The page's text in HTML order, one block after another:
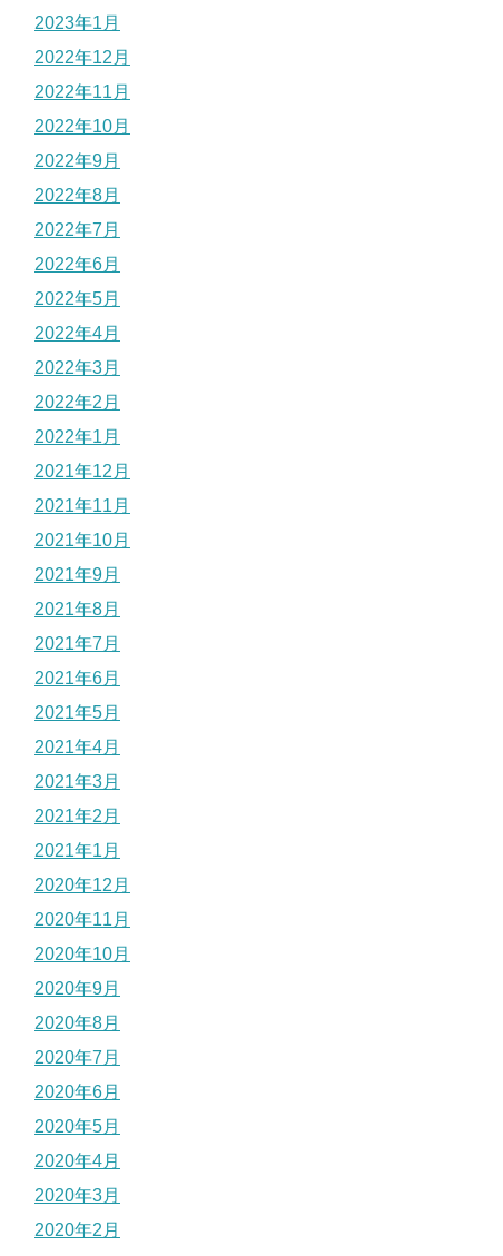
2023年1月
2022年12月
2022年11月
2022年10月
2022年9月
2022年8月
2022年7月
2022年6月
2022年5月
2022年4月
2022年3月
2022年2月
2022年1月
2021年12月
2021年11月
2021年10月
2021年9月
2021年8月
2021年7月
2021年6月
2021年5月
2021年4月
2021年3月
2021年2月
2021年1月
2020年12月
2020年11月
2020年10月
2020年9月
2020年8月
2020年7月
2020年6月
2020年5月
2020年4月
2020年3月
2020年2月